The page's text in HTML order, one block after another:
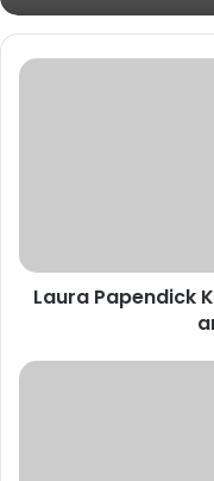
Laura Papendick